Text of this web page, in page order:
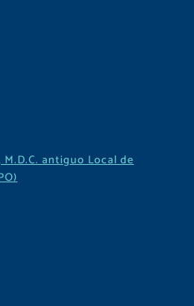
antiguo Local de